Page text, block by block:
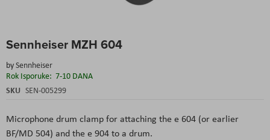
Sennheiser MZH 604
bySennheiser
Rok Isporuke: 7-10 DANA
SKU SEN-005299
Microphone drum clamp for attaching the e 604 (or earlier
BF/MD 504) and the e 904 to a drum.
to
beginning
of
the